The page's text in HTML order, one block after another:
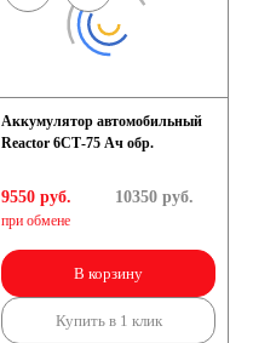
Аккумулятор автомобильный
Reactor 6СТ-75 Ач обр.
9550 руб.
при обмене
10350руб.
В корзину
Купить в 1 клик